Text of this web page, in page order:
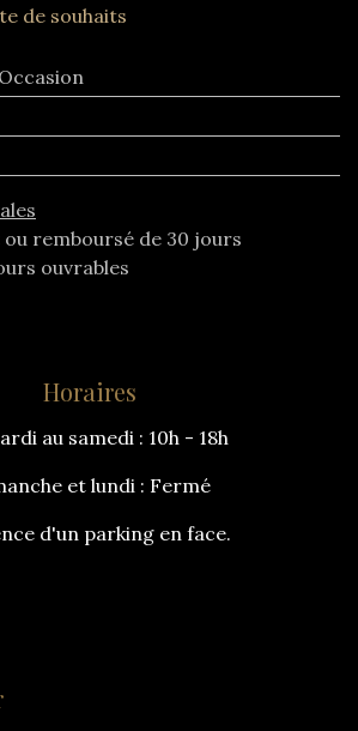
de souhaits
Occasion
remboursé de 30 jours
ouvrables
Horaires
au samedi : 10h - 18h
et lundi : Fermé
d'un parking en face.